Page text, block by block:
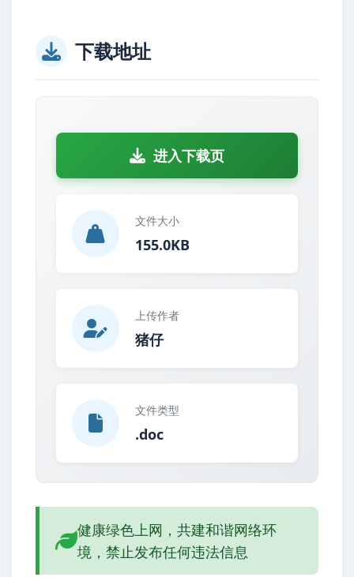
下载地址
进入下载页
文件大小
155.0KB
上传作者
猪仔
文件类型
.doc
健康绿色上网，共建和谐网络环
境，禁止发布任何违法信息